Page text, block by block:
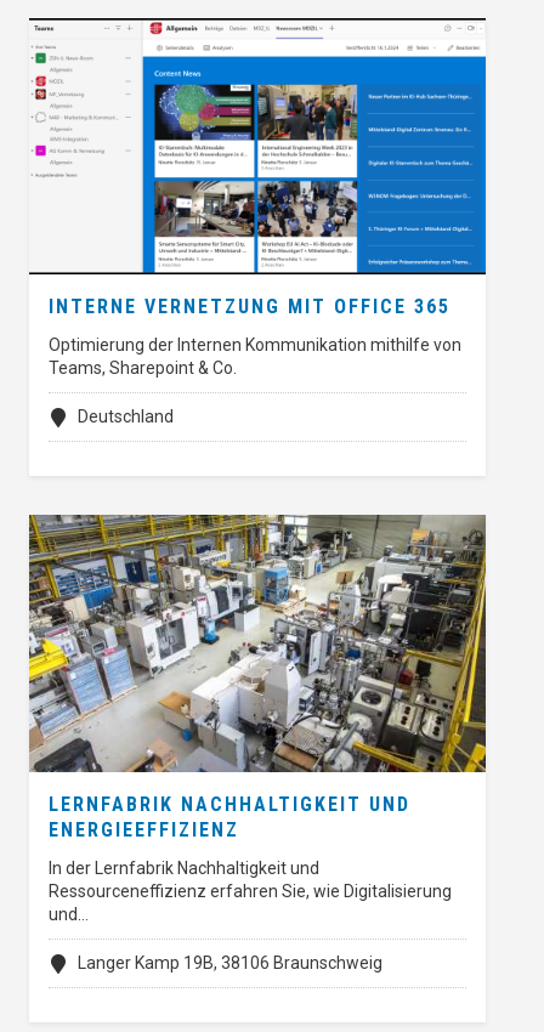
INTERNE VERNETZUNG MIT OFFICE 365
Optimierung der Internen Kommunikation mithilfe von
Teams, Sharepoint & Co.
Deutschland
LERNFABRIK NACHHALTIGKEIT UND
ENERGIEEFFIZIENZ
In der Lernfabrik Nachhaltigkeit und
Ressourceneffizienz erfahren Sie, wie Digitalisierung
und…
Langer Kamp 19B, 38106 Braunschweig